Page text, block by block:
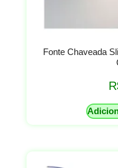
Fonte Chaveada